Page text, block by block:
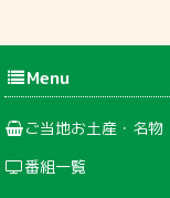
Menu
ご当地お土産・名物
番組一覧